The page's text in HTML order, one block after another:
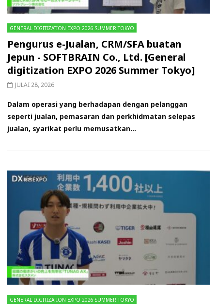
GENERAL DIGITIZATION EXPO 2026 SUMMER TOKYO
Pengurus e-Jualan, CRM/SFA buatan
Jepun - SOFTBRAIN Co., Ltd. [General
digitization EXPO 2026 Summer Tokyo]
JULAI 28, 2026
Dalam operasi yang berhadapan dengan pelanggan
seperti jualan, pemasaran dan perkhidmatan selepas
jualan, syarikat perlu memusatkan...
GENERAL DIGITIZATION EXPO 2026 SUMMER TOKYO